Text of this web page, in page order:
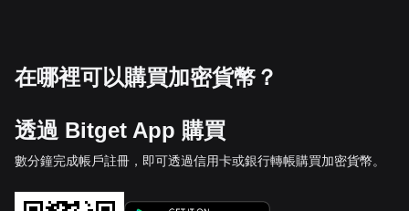
在哪裡可以購買加密貨幣？
透過 Bitget App 購買
數分鐘完成帳戶註冊，即可透過信用卡或銀行轉帳購買加密貨幣。